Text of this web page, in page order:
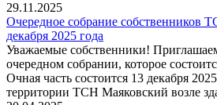
29.11.2025
Очередное собрание собственников
декабря 2025 года
Уважаемые собственники!
очередном собрании, которое
Очная часть состоится 13 декабря
территории ТСН Маяковский возле